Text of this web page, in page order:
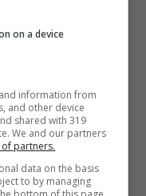
sovrapporle
Ci sono due
sistemazione
al culto religioso
con la croce di
sul piatto
on a device
information from
and other device
shared with 319
We and our partners
of partners.
data on the basis
to by managing